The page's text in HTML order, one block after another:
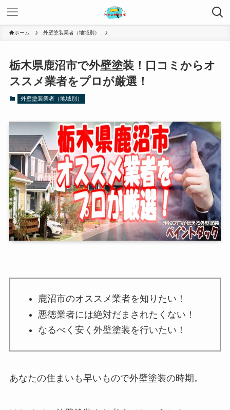
ホーム 外壁塗装業者（地域別）
栃木県鹿沼市で外壁塗装！口コミからオ
ススメ業者をプロが厳選！
外壁塗装業者（地域別）
鹿沼市のオススメ業者を知りたい！
悪徳業者には絶対だまされたくない！
なるべく安く外壁塗装を行いたい！
あなたの住まいも早いもので外壁塗装の時期。